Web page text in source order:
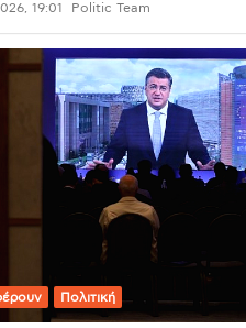
19:01 Politic Team
Πολιτική